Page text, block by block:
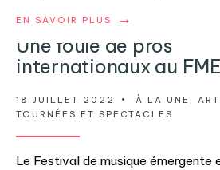
EN SAVOIR PLUS →
Une foule de pros
internationaux au
18 JUILLET 2022 • À LA UNE ,
TOURNÉES ET SPECTACLES
Le Festival de musique émergente